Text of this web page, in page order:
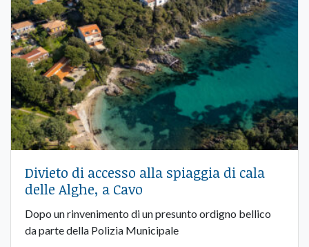
Divieto di accesso alla spiaggia di cala
delle Alghe, a Cavo
Dopo un rinvenimento di un presunto ordigno bellico
da parte della Polizia Municipale